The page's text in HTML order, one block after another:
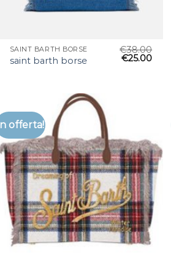
SAINT BARTH BORSE
saint barth borse
€38.00
€25.00
In offerta!